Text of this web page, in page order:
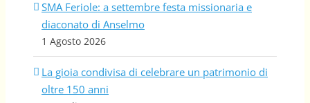
SMA Feriole: a settembre festa missionaria e
diaconato di Anselmo
1 Agosto 2026
La gioia condivisa di celebrare un patrimonio di
oltre 150 anni